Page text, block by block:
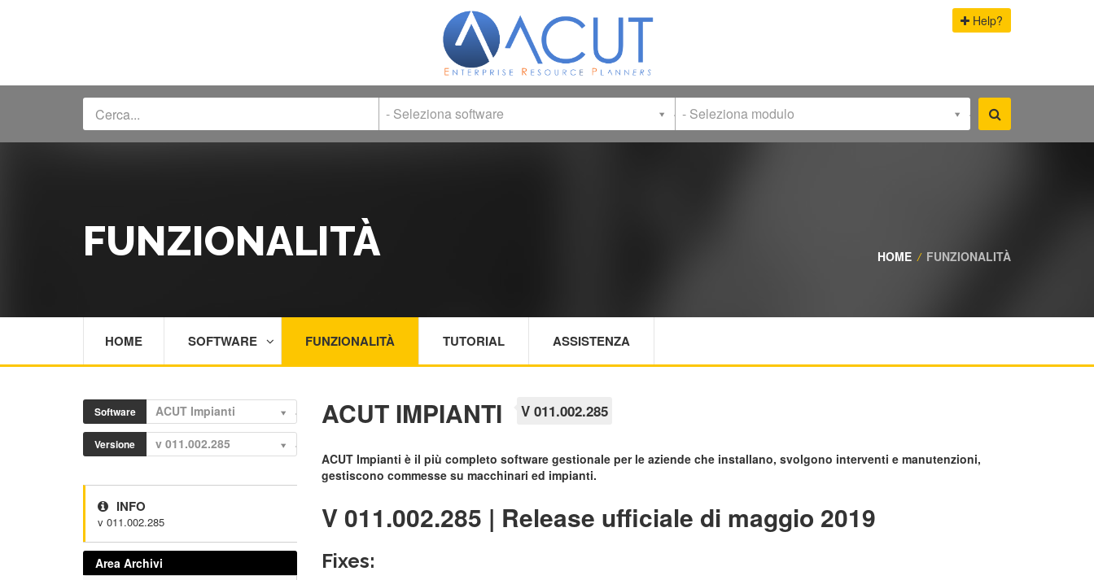
Help?
- Seleziona software - Seleziona modulo
FUNZIONALITÀ HOME / FUNZIONALITÀ
HOME SOFTWARE FUNZIONALITÀ TUTORIAL ASSISTENZA
ACUT IMPIANTI V 011.002.285
ACUT Impianti è il più completo software gestionale per le aziende che installano, svolgono interventi e manutenzioni,
gestiscono commesse su macchinari ed impianti.
V 011.002.285 | Release ufficiale di maggio 2019
Fixes:
Software ACUT Impianti
Versione v 011.002.285
INFO
v 011.002.285
Area Archivi